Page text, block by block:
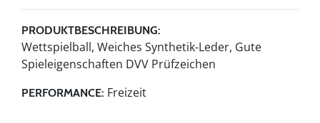
PRODUKTBESCHREIBUNG:
Wettspielball, Weiches Synthetik-Leder, Gute
Spieleigenschaften DVV Prüfzeichen
PERFORMANCE: Freizeit